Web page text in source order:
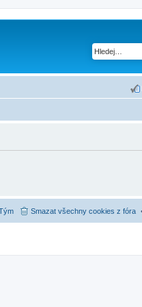
Smazat všechny cookies z fóra